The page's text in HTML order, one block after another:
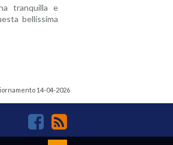
tranquilla e
bellissima
14-04-2026